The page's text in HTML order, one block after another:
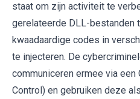
staat om zijn activiteit te
gerelateerde DLL-bestanden
kwaadaardige codes in
te injecteren. De
communiceren ermee via een
Control) en gebruiken deze